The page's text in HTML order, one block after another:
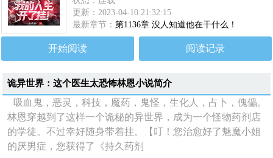
更新：2023-04-10 21:32:15
最新章节：第1136章 没人知道他在干什么！
开始阅读 阅读记录
诡异世界：这个医生太恐怖林恩小说简介
吸血鬼，恶灵，科技，魔药，鬼怪，生化人，占卜，傀儡。
林恩穿越到了这样一个诡秘的异世界，成为一个怪物药剂店
的学徒。不过幸好随身带着挂。【叮！您治愈好了魅魔小姐
的厌男症，您获得了《持久药剂